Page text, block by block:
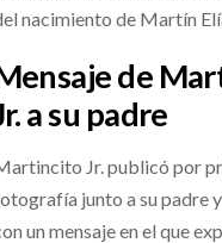
nacimiento de Martín
de
a su padre
Jr. publicó por
junto a su padre
un mensaje en el que